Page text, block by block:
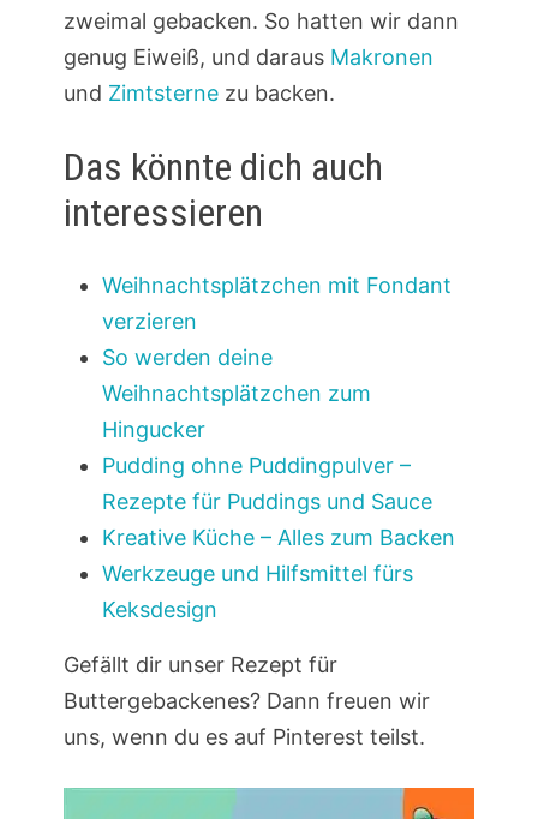
zweimal gebacken. So hatten wir dann
genug Eiweiß, und daraus Makronen
und Zimtsternezu backen.
Das könnte dich auch
interessieren
Weihnachtsplätzchen mit Fondant
verzieren
So werden deine
Weihnachtsplätzchen zum
Hingucker
Pudding ohne Puddingpulver –
Rezepte für Puddings und Sauce
Kreative Küche – Alles zum Backen
Werkzeuge und Hilfsmittel fürs
Keksdesign
Gefällt dir unser Rezept für
Buttergebackenes? Dann freuen wir
uns, wenn du es auf Pinterest teilst.